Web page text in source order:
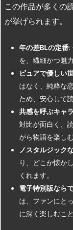
この作品が多くの
が挙げられます。
年の差BLの定番:
を、繊細かつ魅
ピュアで優しい
はなく、純粋な
ため、安心して
共感を呼ぶキャ
対比が面白く、
がら物語を楽し
ノスタルジック
り、どこか懐か
くれます。
電子特別版なら
は、ファンにと
に深く楽しむこ